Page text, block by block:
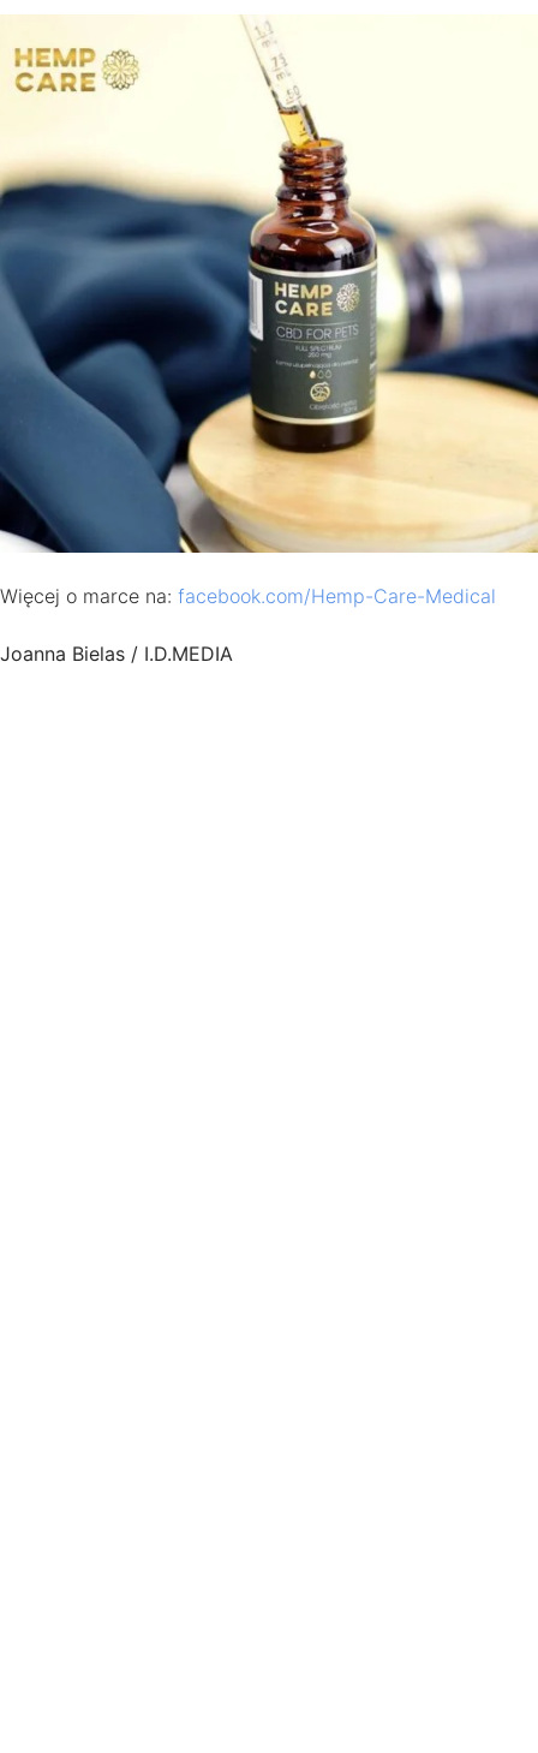
Więcej o marce na: facebook.com/Hemp-Care-Medical
Joanna Bielas / I.D.MEDIA